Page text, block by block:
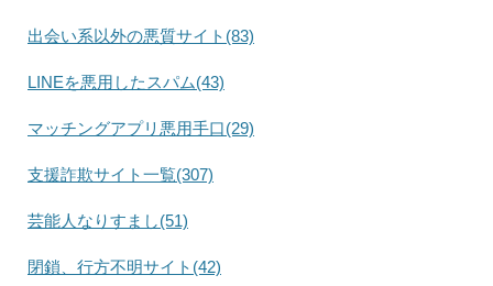
出会い系以外の悪質サイト(83)
LINEを悪用したスパム(43)
マッチングアプリ悪用手口(29)
支援詐欺サイト一覧(307)
芸能人なりすまし(51)
閉鎖、行方不明サイト(42)